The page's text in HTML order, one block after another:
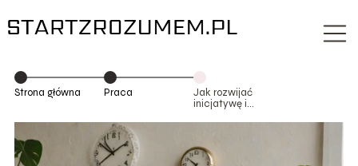
Strona główna Praca
Jak rozwijać
inicjatywę i
w pracy